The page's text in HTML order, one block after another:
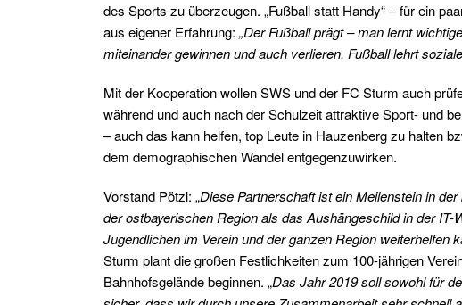
des Sports zu überzeugen. „Fußball statt Handy“ – für ein
aus eigener Erfahrung: „Der Fußball prägt – man lernt
miteinander gewinnen und auch verlieren. Fußball lehrt
Mit der Kooperation wollen SWS und der FC Sturm auch
während und auch nach der Schulzeit attraktive Sport- und
– auch das kann helfen, top Leute in Hauzenberg zu halten
dem demographischen Wandel entgegenzuwirken.
Vorstand Pötzl: „Diese Partnerschaft ist ein Meilenstein in
der ostbayerischen Region als das Aushängeschild in der
Jugendlichen im Verein und der ganzen Region weiterhelfen
Sturm plant die großen Festlichkeiten zum 100-jährigen
Bahnhofsgelände beginnen. „Das Jahr 2019 soll sowohl für